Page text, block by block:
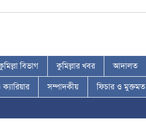
বিভাগ কুমিল্লার খবর আদালত
সম্পাদকীয় ফিচার ও মুক্তমত